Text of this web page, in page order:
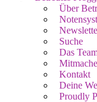
Über
Suche
Das
Kontakt
Deine
Proudly